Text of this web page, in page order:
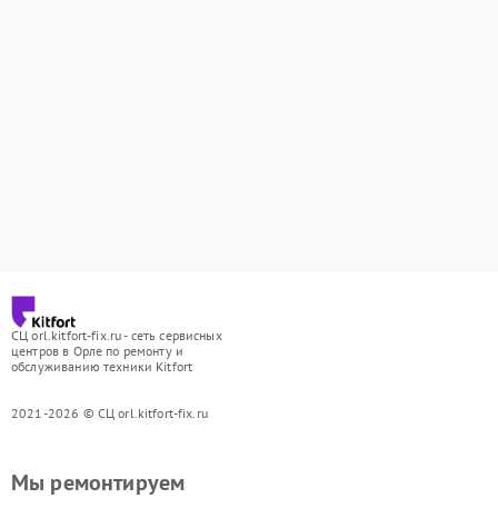
СЦ orl.kitfort-fix.ru - сеть сервисных
центров в Орле по ремонту и
обслуживанию техники Kitfort
2021-2026 © СЦ orl.kitfort-fix.ru
Мы ремонтируем